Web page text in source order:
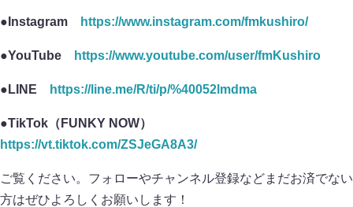
●Instagram https://www.instagram.com/fmkushiro/
●YouTube https://www.youtube.com/user/fmKushiro
●LINE https://line.me/R/ti/p/%40052lmdma
●TikTok（FUNKY NOW）
https://vt.tiktok.com/ZSJeGA8A3/
ご覧ください。フォローやチャンネル登録などまだお済でない
方はぜひよろしくお願いします！